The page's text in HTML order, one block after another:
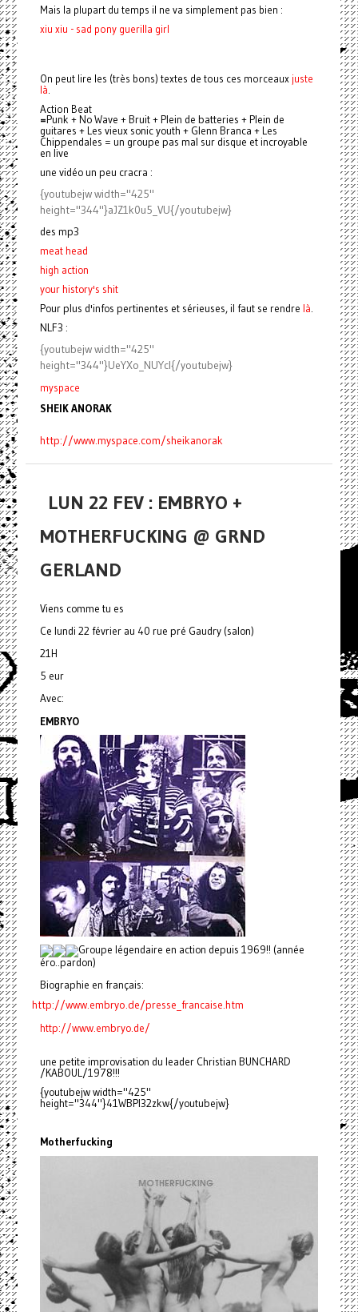
Mais la plupart du temps il ne va simplement pas bien :
xiu xiu - sad pony guerilla girl
On peut lire les (très bons) textes de tous ces morceaux juste
là.
Action Beat
=Punk + No Wave + Bruit + Plein de batteries + Plein de
guitares + Les vieux sonic youth + Glenn Branca + Les
Chippendales = un groupe pas mal sur disque et incroyable
en live
une vidéo un peu cracra :
{youtubejw width="425"
height="344"}aJZ1k0u5_VU{/youtubejw}
des mp3
meat head
high action
your history's shit
Pour plus d'infos pertinentes et sérieuses, il faut se rendre là.
NLF3 :
{youtubejw width="425"
height="344"}UeYXo_NUYcI{/youtubejw}
myspace
SHEIK ANORAK
http://www.myspace.com/sheikanorak
LUN 22 FEV : EMBRYO +
MOTHERFUCKING @ GRND
GERLAND
Viens comme tu es
Ce lundi 22 février au 40 rue pré Gaudry (salon)
21H
5 eur
Avec:
EMBRYO
Groupe légendaire en action depuis 1969!! (année
éro..pardon)
Biographie en français:
http://www.embryo.de/presse_ francaise.htm
http://www.embryo.de/
une petite improvisation du leader Christian BUNCHARD
/KABOUL/1978!!!
{youtubejw width="425"
height="344"}41WBPl32zkw{/youtubejw}
Motherfucking